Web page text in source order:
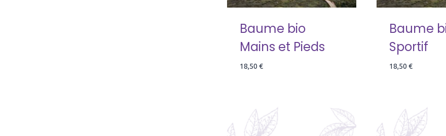
Baume bio
Mains et Pieds
18,50 €
Baume
Sportif
18,50 €